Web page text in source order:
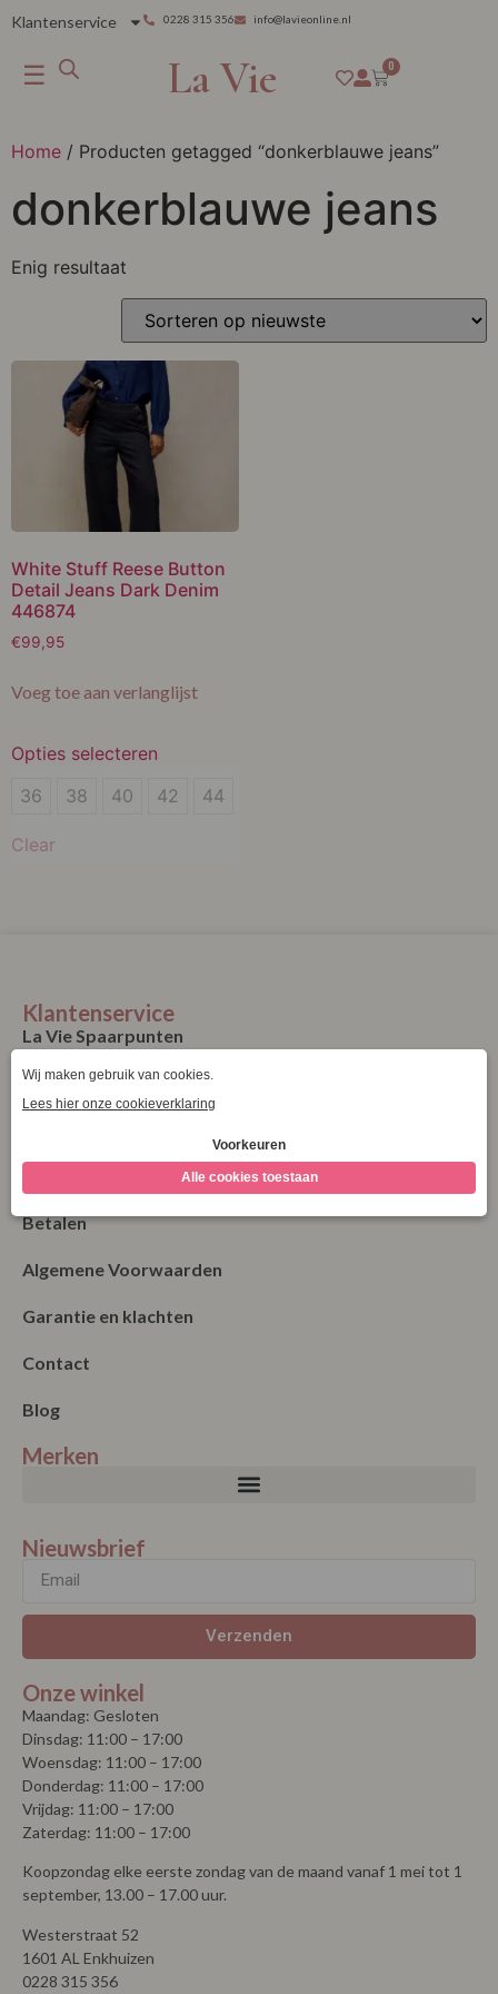
Klantenservice 0228 315 356 info@lavieonline.nl
☰ La Vie 0
Home / Producten getagged “donkerblauwe jeans”
donkerblauwe jeans
Enig resultaat
White Stuff Reese Button
Detail Jeans Dark Denim
446874
€99,95
Voeg toe aan verlanglijst
Opties selecteren
36
38
36 38 40 42 44
Clear
Klantenservice
La Vie Spaarpunten
Verzending & Levering
Betalen
Algemene Voorwaarden
Garantie en klachten
Contact
Blog
Merken
Nieuwsbrief
Verzenden
Onze winkel
Maandag: Gesloten
Dinsdag: 11:00 – 17:00
Woensdag: 11:00 – 17:00
Donderdag: 11:00 – 17:00
Vrijdag: 11:00 – 17:00
Zaterdag: 11:00 – 17:00
Koopzondag elke eerste zondag van de maand vanaf 1 mei tot 1
september, 13.00 – 17.00 uur.
Westerstraat 52
1601 AL Enkhuizen
0228 315 356